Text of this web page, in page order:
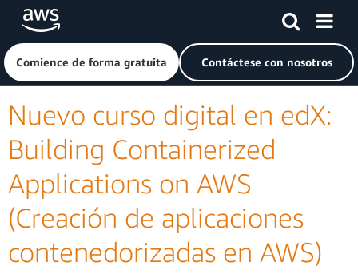
Saltar al contenido principal
Haga clic aquí para volver a la página de inicio de Amazon
Comience de forma gratuita Contáctese con nosotros
Nuevo curso digital en edX:
Building Containerized
Applications on AWS
(Creación de aplicaciones
contenedorizadas en AWS)